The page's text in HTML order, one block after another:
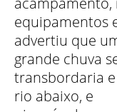
equipamentos
advertiu que
grande chuva
transbordaria
rio abaixo, e